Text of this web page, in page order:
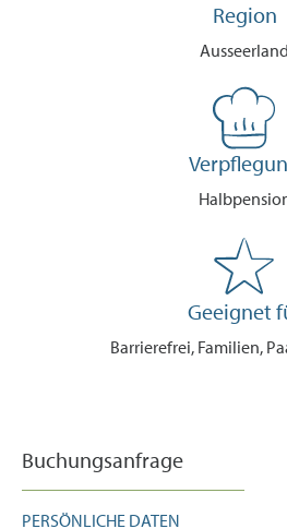
Region
Ausseerland
Geeignet
Barrierefrei, Familien,
Buchungsanfrage
PERSÖNLICHE DATEN